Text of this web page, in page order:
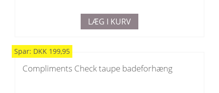
LÆG I KURV
Spar: DKK 199,95
Compliments Check taupe badeforhæng